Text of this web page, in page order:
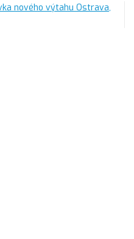
nového výtahu Ostrava,